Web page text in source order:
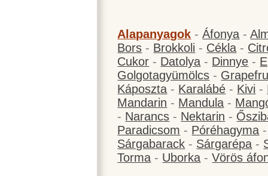
Alapanyagok -Áfonya -
Bors - Brokkoli - Cékla -
Cukor - Datolya - Dinnye -
Golgotagyümölcs -
Káposzta - Karalábé - Kivi -
Mandarin - Mandula -
- Narancs - Nektarin -
Paradicsom - Póréhagyma
Sárgabarack - Sárgarépa -
Torma - Uborka -Vörös